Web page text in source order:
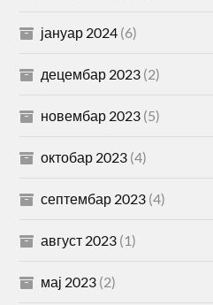
јануар 2024 (6)
децембар 2023 (2)
новембар 2023 (5)
октобар 2023 (4)
септембар 2023 (4)
август 2023 (1)
мај 2023 (2)